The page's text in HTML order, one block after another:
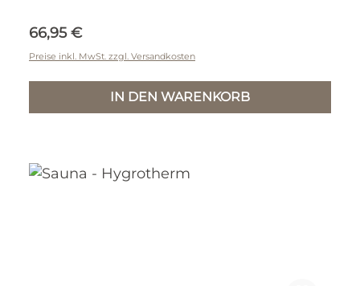
Regulärer Preis:
66,95 €
Preise inkl. MwSt. zzgl. Versandkosten
IN DEN WARENKORB